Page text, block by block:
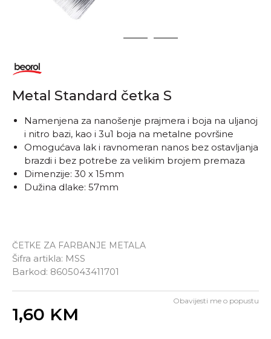
2 3
Metal Standard četka S
ČETKE ZA FARBANJE METALA
Šifra artikla: MSS
Barkod: 8605043411701
Namenjena za nanošenje prajmera i boja na uljanoj
i nitro bazi, kao i 3u1 boja na metalne površine
Omogućava lak i ravnomeran nanos bez ostavljanja
brazdi i bez potrebe za velikim brojem premaza
Dimenzije: 30 x 15mm
Dužina dlake: 57mm
1,60 KM
Obavijesti me o popustu